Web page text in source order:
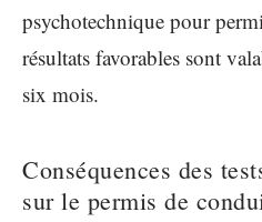
psychotechnique pour
résultats favorables sont
six mois.
Conséquences des
sur le permis de